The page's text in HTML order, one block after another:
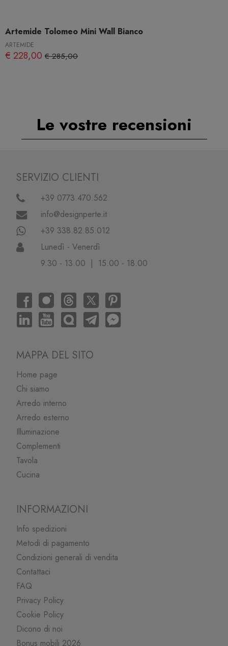
Artemide Tolomeo Mini Wall Bianco
ARTEMIDE
€ 228,00 € 285,00
Le vostre recensioni
SERVIZIO CLIENTI
+39 0773.470.562
info@designperte.it
+39 338.82.85.012
Lunedì - Venerdì
9.30 - 13.00 | 15.00 - 18.00
MAPPA DEL SITO
Home page
Chi siamo
Arredo interno
Arredo esterno
Illuminazione
Complementi
Tavola
Cucina
INFORMAZIONI
Info spedizioni
Metodi di pagamento
Condizioni generali di vendita
Contattaci
FAQ
Privacy Policy
Cookie Policy
Dicono di noi
Bonus mobili 2026